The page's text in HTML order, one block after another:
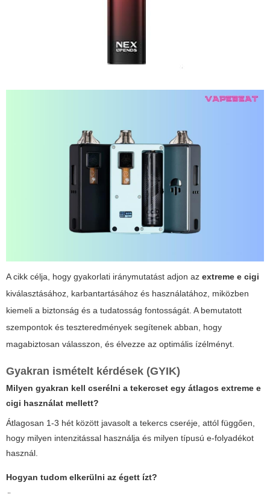
A cikk célja, hogy gyakorlati iránymutatást adjon az extreme e cigi
kiválasztásához, karbantartásához és használatához, miközben
kiemeli a biztonság és a tudatosság fontosságát. A bemutatott
szempontok és teszteredmények segítenek abban, hogy
magabiztosan válasszon, és élvezze az optimális ízélményt.
Gyakran ismételt kérdések (GYIK)
Milyen gyakran kell cserélni a tekercset egy átlagos extreme e
cigi használat mellett?
Átlagosan 1-3 hét között javasolt a tekercs cseréje, attól függően,
hogy milyen intenzitással használja és milyen típusú e-folyadékot
használ.
Hogyan tudom elkerülni az égett ízt?